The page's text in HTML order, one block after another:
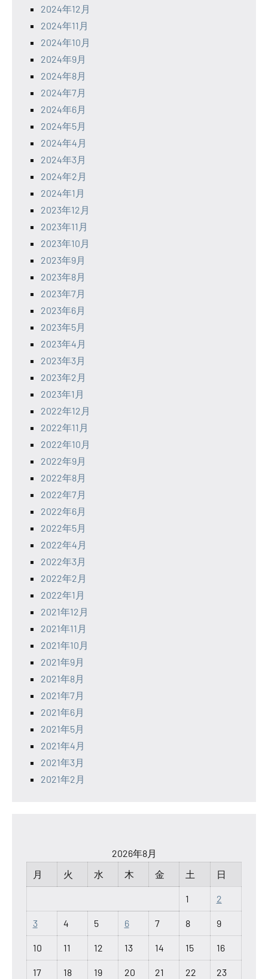
2024年12月
2024年11月
2024年10月
2024年9月
2024年8月
2024年7月
2024年6月
2024年5月
2024年4月
2024年3月
2024年2月
2024年1月
2023年12月
2023年11月
2023年10月
2023年9月
2023年8月
2023年7月
2023年6月
2023年5月
2023年4月
2023年3月
2023年2月
2023年1月
2022年12月
2022年11月
2022年10月
2022年9月
2022年8月
2022年7月
2022年6月
2022年5月
2022年4月
2022年3月
2022年2月
2022年1月
2021年12月
2021年11月
2021年10月
2021年9月
2021年8月
2021年7月
2021年6月
2021年5月
2021年4月
2021年3月
2021年2月
2026年8月
月
火 水 木 金 土 日
1 2
3 4 5 6 7 8 9
10 11 12 13 14 15 16
17 18 19 20 21 22 23